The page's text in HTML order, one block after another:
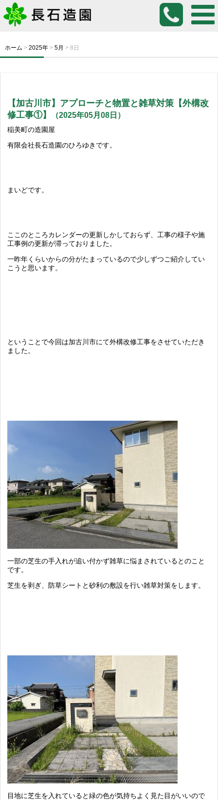
ホーム > 2025年 > 5月 > 8日
【加古川市】アプローチと物置と雑草対策【外構改
修工事①】
（2025年05月08日）
稲美町の造園屋
有限会社長石造園のひろゆきです。
まいどです。
ここのところカレンダーの更新しかしておらず、工事の様子や施
工事例の更新が滞っておりました。
一昨年くらいからの分がたまっているので少しずつご紹介してい
こうと思います。
ということで今回は加古川市にて外構改修工事をさせていただき
ました。
一部の芝生の手入れが追い付かず雑草に悩まされているとのこと
です。
芝生を剥ぎ、防草シートと砂利の敷設を行い雑草対策をします。
目地に芝生を入れていると緑の色が気持ちよく見た目がいいので